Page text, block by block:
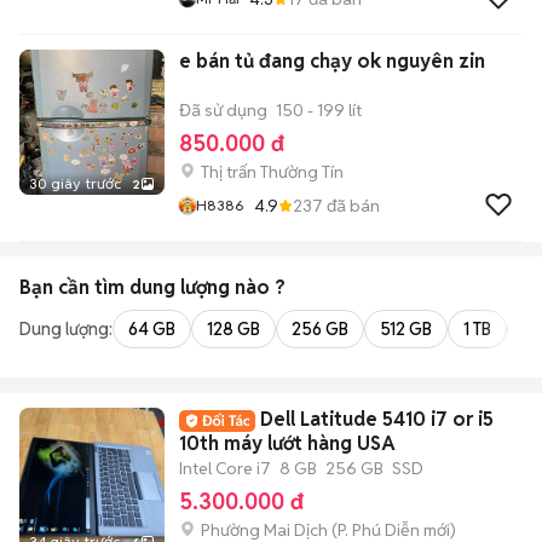
30 giây trước 2
e bán tủ đang chạy ok nguyên zin
Đã sử dụng 150 - 199 lít
850.000 đ
Thị trấn Thường Tín
H8386 4.9 237 đã bán
Bạn cần tìm dung lượng nào ?
Dung lượng: 64 GB 128 GB 256 GB 512 GB 1 TB
Dell Latitude 5410 i7 or i5
10th máy lướt hàng USA
Intel Core i7 8 GB 256 GB SSD
5.300.000 đ
Phường Mai Dịch (P. Phú Diễn mới)